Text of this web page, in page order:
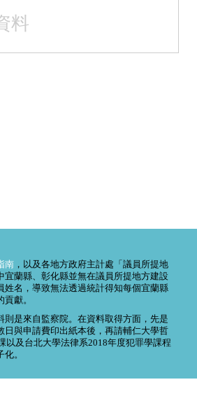
料
南 ，以及各地方政府主計處「議員所提地
宜蘭縣、彰化縣並無在議員所提地方建設
姓名，導致無法透過統計得知每個宜蘭縣
獻。
則是來自監察院。在資料取得方面，先是
日與申請費印出紙本後，再請輔仁大學哲
以及台北大學法律系2018年度犯罪學課程
。